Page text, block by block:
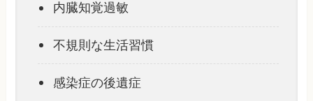
内臓知覚過敏
不規則な生活習慣
感染症の後遺症